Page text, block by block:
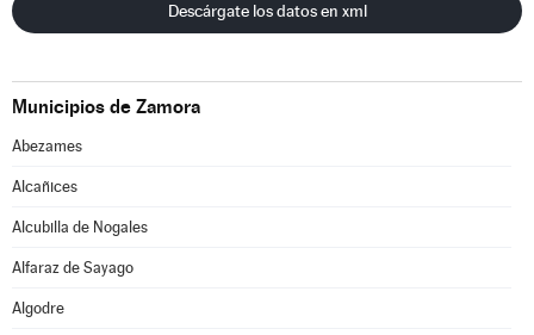
Descárgate los datos en xml
Municipios de Zamora
Abezames
Alcañices
Alcubilla de Nogales
Alfaraz de Sayago
Algodre